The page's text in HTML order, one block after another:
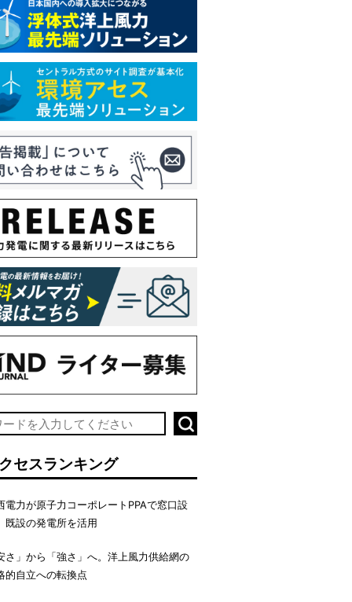
セスランキング
電力が原子力コーポレートPPAで窓口設
既設の発電所を活用
さ」から「強さ」へ。洋上風力供給網の
的自立への転換点